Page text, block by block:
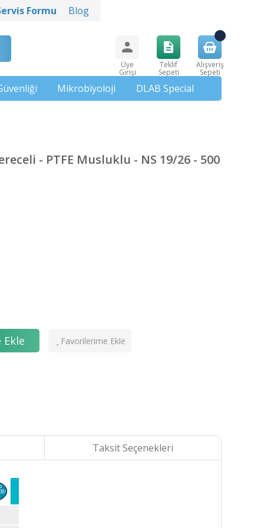
Formu Blog
Üye
Girişi
Teklif
Sepeti
Alışveriş
Sepeti
Mikrobiyoloji DLAB Special
- PTFE Musluklu - NS 19/26 - 500
Taksit Seçenekleri